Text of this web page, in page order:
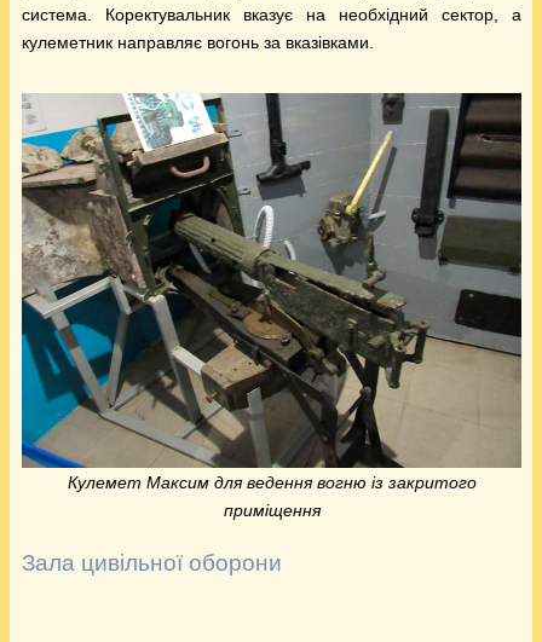
система. Коректувальник вказує на необхідний сектор, а
кулеметник направляє вогонь за вказівками.
Кулемет Максим для ведення вогню із закритого
приміщення
Зала цивільної оборони